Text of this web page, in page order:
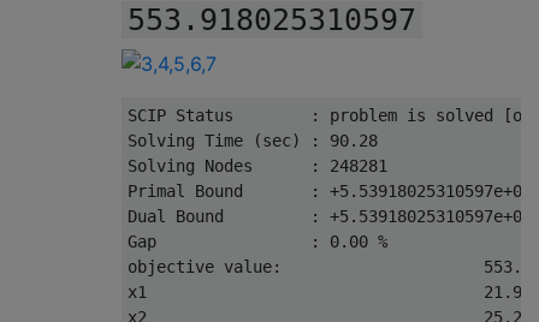
553.918025310597
SCIP Status : problem is solved [
Solving Time (sec) :
90.28
Solving
Nodes :
248281
Primal
Bound : +5.53918025310597e+02
Dual
Bound : +5.53918025310597e+02
Gap
: 0.00 %
objective value:
x1
x2